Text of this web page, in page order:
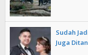
Sudah
Juga